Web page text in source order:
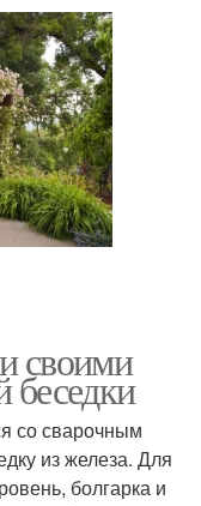
своими
беседки
со сварочным
из железа. Для
болгарка и